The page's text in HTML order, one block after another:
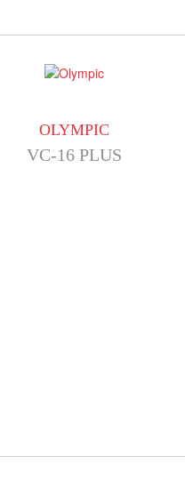
OLYMPIC
VC-16 PLUS